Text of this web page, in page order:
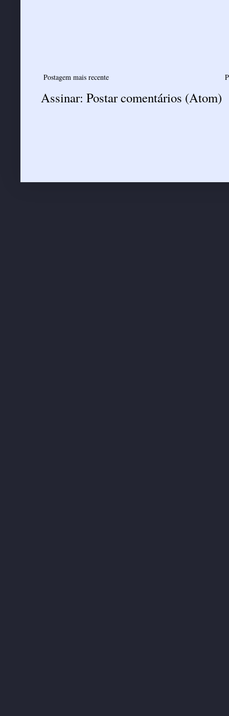
Postagem mais recente
Assinar: Postar comentários (Atom)